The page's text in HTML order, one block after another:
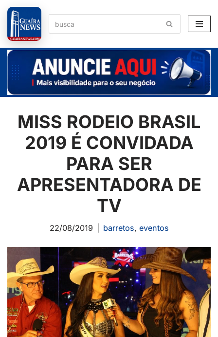
Pular
para
o
conteúdo
MISS RODEIO BRASIL
2019 É CONVIDADA
PARA SER
APRESENTADORA DE
TV
22/08/2019 barretos, eventos